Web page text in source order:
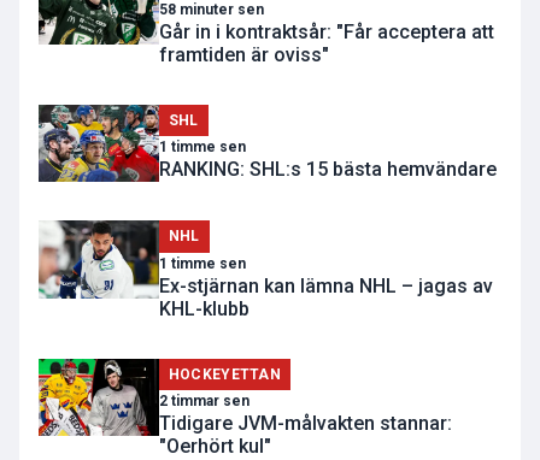
58 minuter sen
Går in i kontraktsår: "Får acceptera att
framtiden är oviss"
SHL
1 timme sen
RANKING: SHL:s 15 bästa hemvändare
NHL
1 timme sen
Ex-stjärnan kan lämna NHL – jagas av
KHL-klubb
HOCKEYETTAN
2 timmar sen
Tidigare JVM-målvakten stannar:
"Oerhört kul"